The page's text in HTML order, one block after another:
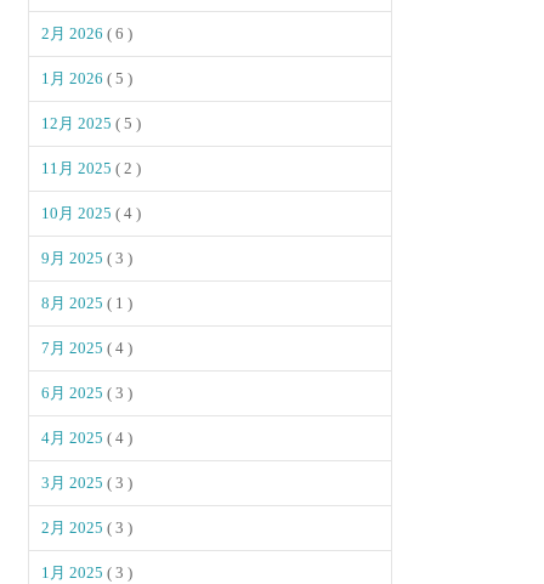
2月 2026( 6 )
1月 2026( 5 )
12月 2025( 5 )
11月 2025( 2 )
10月 2025( 4 )
9月 2025( 3 )
8月 2025( 1 )
7月 2025( 4 )
6月 2025( 3 )
4月 2025( 4 )
3月 2025( 3 )
2月 2025( 3 )
1月 2025( 3 )